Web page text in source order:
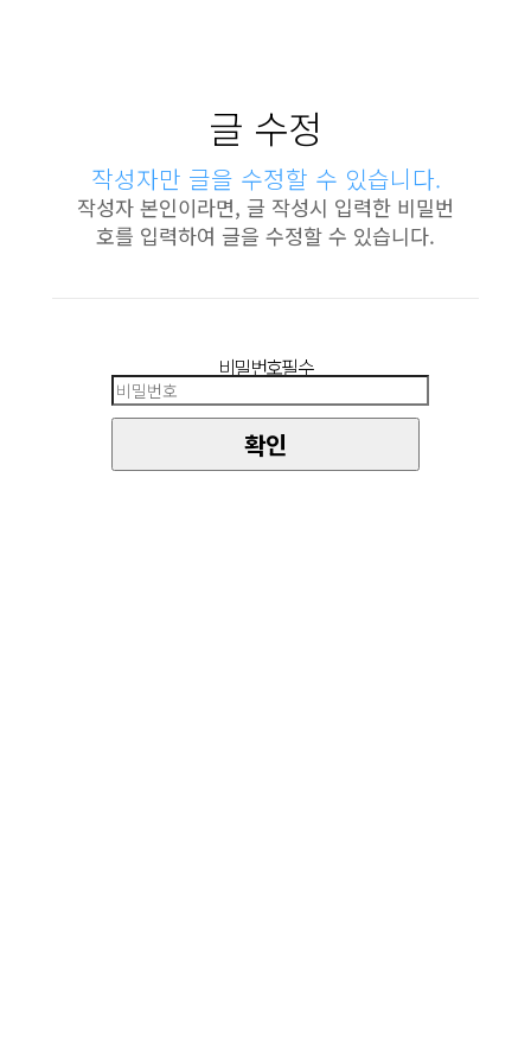
글 수정
작성자만 글을 수정할 수 있습니다.
작성자 본인이라면, 글 작성시 입력한 비밀번
호를 입력하여 글을 수정할 수 있습니다.
비밀번호필수